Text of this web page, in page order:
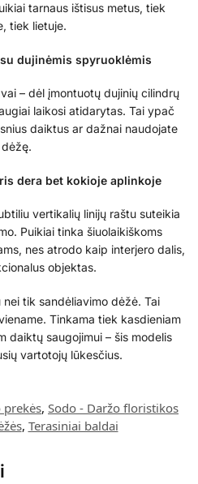
tarnaus ištisus metus, tiek
tiek lietuje.
dujinėmis spyruoklėmis
– dėl įmontuotų dujinių cilindrų
laikosi atidarytas. Tai ypač
daiktus ar dažnai naudojate
dėžę.
dera bet kokioje aplinkoje
vertikalių linijų raštu suteikia
Puikiai tinka šiuolaikiškoms
nes atrodo kaip interjero dalis,
objektas.
nei tik sandėliavimo dėžė. Tai
Tinkama tiek kasdieniam
daiktų saugojimui – šis modelis
vartotojų lūkesčius.
prekės, Sodo - Daržo floristikos
, Terasiniai baldai